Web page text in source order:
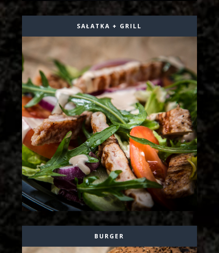
SAŁATKA + GRILL
BURGER